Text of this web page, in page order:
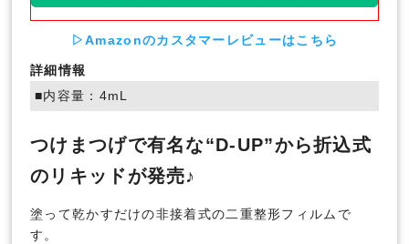
▷Amazonのカスタマーレビューはこちら
詳細情報
■内容量：4mL
つけまつげで有名な“D-UP”から折込式
のリキッドが発売♪
塗って乾かすだけの非接着式の二重整形フィルムで
す。